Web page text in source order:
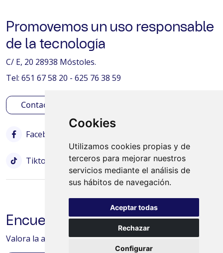
Cookies
Utilizamos cookies propias y de
terceros para mejorar nuestros
servicios mediante el análisis de
sus hábitos de navegación.
Aceptar todas
Rechazar
Configurar
Promovemos un uso responsable
de la tecnología
C/ E, 20 28938 Móstoles.
Tel: 651 67 58 20 - 625 76 38 59
Contactar
Facebook
Tiktok Bluesky
Encuesta de satisfacción
Valora la actividad desarrollada en tu centro/aula